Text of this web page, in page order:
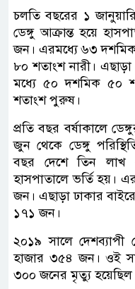
চলতি বছরের ১
ডেঙ্গু আক্রান্ত হয়ে
জন। এরমধ্যে ৬৩
৮০ শতাংশ নারী।
মধ্যে ৫০ দশমিক ৫০
শতাংশ পুরুষ।
প্রতি বছর বর্ষাকালে
জুন থেকে ডেঙ্গু
বছর দেশে তিন লাখ
হাসপাতালে ভর্তি হয়।
জন। এছাড়া ঢাকার
১৭১ জন।
২০১৯ সালে
হাজার ৩৫৪ জন। ওই
৩০০ জনের মৃত্যু